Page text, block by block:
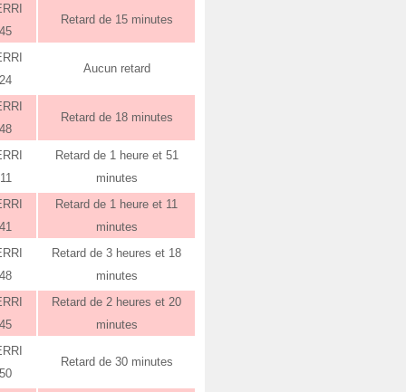
Retard de 15 minutes
Aucun retard
Retard de 18 minutes
Retard de 1 heure et 51
minutes
Retard de 1 heure et 11
minutes
Retard de 3 heures et 18
minutes
Retard de 2 heures et 20
minutes
Retard de 30 minutes